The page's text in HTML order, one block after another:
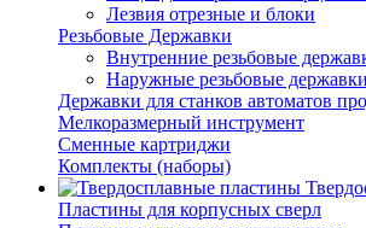
Лезвия отрезные и блоки
Резьбовые Державки
Внутренние резьбовые
Наружные резьбовые державки
Державки для станков автоматов
Мелкоразмерный инструмент
Сменные картриджи
Комплекты (наборы)
Пластины для корпусных сверл